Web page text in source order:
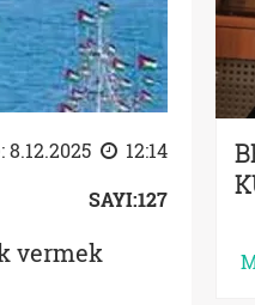
12:14
SAYI:127
vermek